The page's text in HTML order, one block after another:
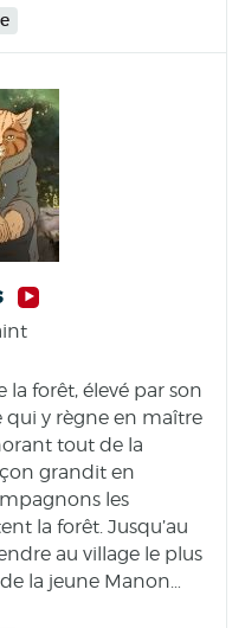
la forêt, élevé par son
qui y règne en maître
tout de la
grandit en
les
la forêt. Jusqu’au
au village le plus
la jeune Manon…